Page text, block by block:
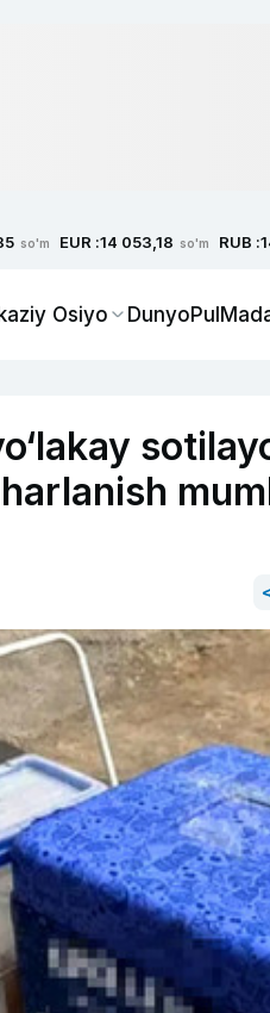
so'm EUR :14 053,18 so'm RUB :
Osiyo DunyoPul